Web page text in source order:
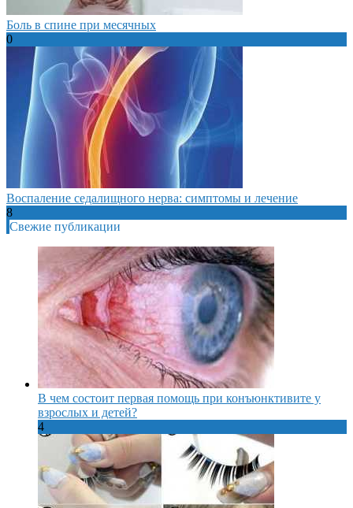
Боль в спине при месячных
0
Воспаление седалищного нерва: симптомы и лечение
8
Свежие публикации
В чем состоит первая помощь при конъюнктивите у
взрослых и детей?
4